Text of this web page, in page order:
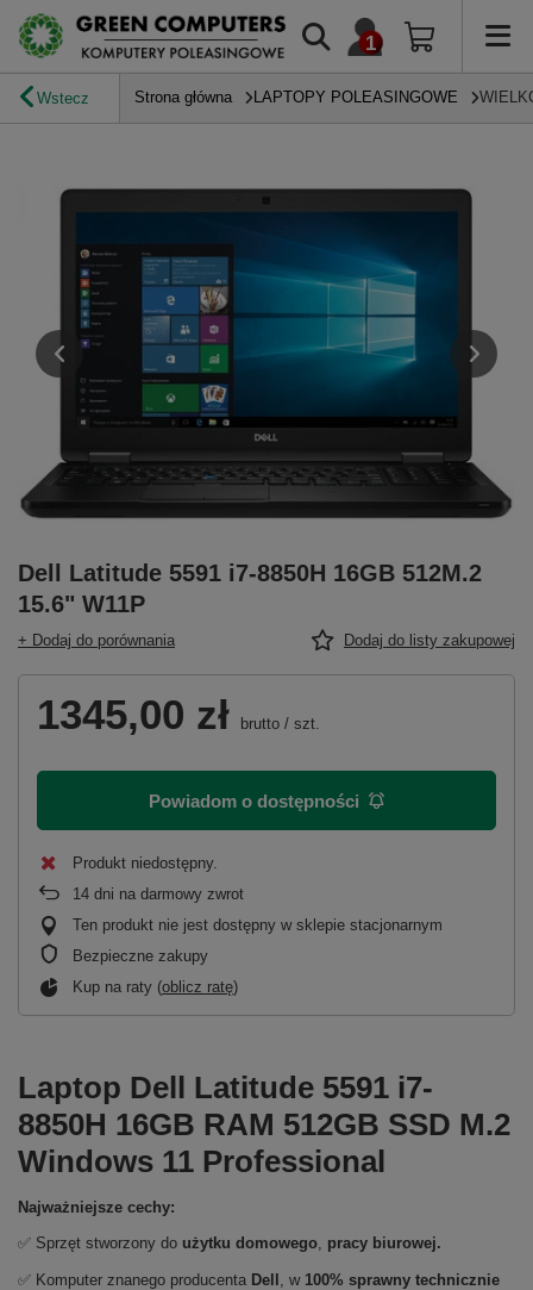
Wstecz Strona główna LAPTOPY POLEASINGOWE
Dell Latitude 5591 i7-8850H 16GB 512M.2
15.6" W11P
+ Dodaj do porównania Dodaj do listy zakupowej
1345,00 zł brutto / szt.
Powiadom o dostępności
Produkt niedostępny
14 dni na darmowy zwrot
Ten produkt nie jest dostępny w sklepie stacjonarnym
Bezpieczne zakupy
Kup na raty (oblicz ratę)
Laptop Dell Latitude 5591 i7-
8850H 16GB RAM 512GB SSD M.2
Windows 11 Professional
Najważniejsze cechy:
✅ Sprzęt stworzony do użytku domowego, pracy biurowej.
✅ Komputer znanego producenta Dell , w 100% sprawny technicznie